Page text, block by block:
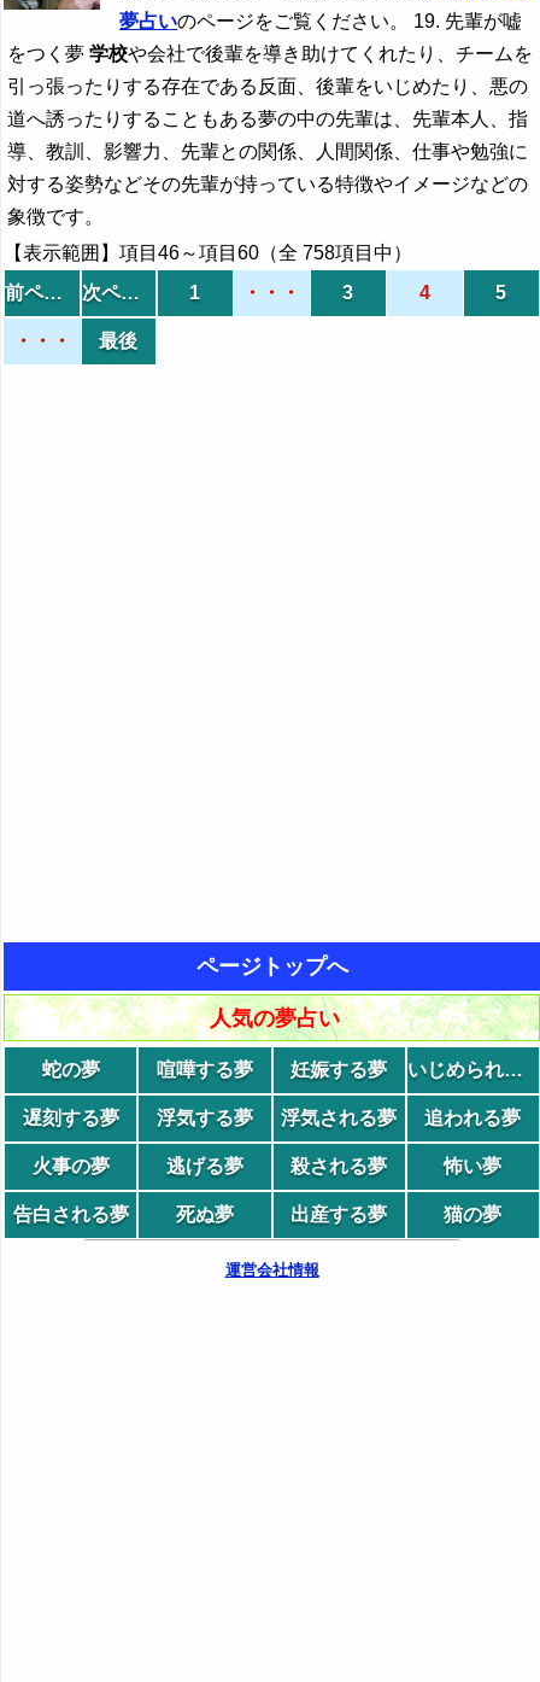
夢占いのページをご覧ください。 19. 先輩が嘘
をつく夢学校や会社で後輩を導き助けてくれたり、チームを
引っ張ったりする存在である反面、後輩をいじめたり、悪の
道へ誘ったりすることもある夢の中の先輩は、先輩本人、指
導、教訓、影響力、先輩との関係、人間関係、仕事や勉強に
対する姿勢などその先輩が持っている特徴やイメージなどの
象徴です。
【表示範囲】項目46～項目60（全 758項目中）
前ページ
次ページ 1 ・・・ 3 4 5
・・・ 最後
ページトップへ
人気の夢占い
蛇の夢 喧嘩する夢 妊娠する夢 いじめられる夢
遅刻する夢 浮気する夢 浮気される夢 追われる夢
火事の夢 逃げる夢 殺される夢 怖い夢
告白される夢 死ぬ夢 出産する夢 猫の夢
運営会社情報